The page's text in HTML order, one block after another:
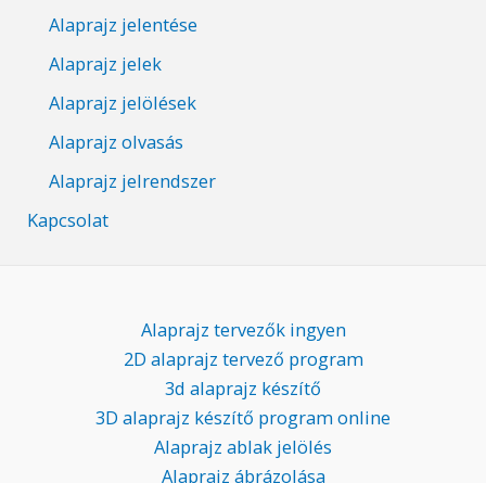
Alaprajz jelentése
Alaprajz jelek
Alaprajz jelölések
Alaprajz olvasás
Alaprajz jelrendszer
Kapcsolat
Alaprajz tervezők ingyen
2D alaprajz tervező program
3d alaprajz készítő
3D alaprajz készítő program online
Alaprajz ablak jelölés
Alaprajz ábrázolása